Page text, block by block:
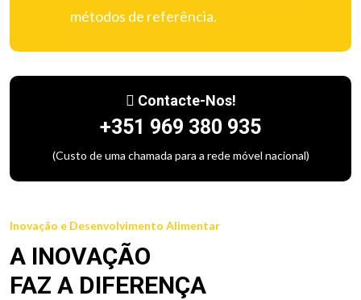
Contactos Ver Mais
métodos de referência.
Contacte-Nos!
+351 969 380 935
(Custo de uma chamada para a rede móvel nacional)
Inovação e Desenvolvimento Alimentar
A INOVAÇÃO
FAZ A DIFERENÇA